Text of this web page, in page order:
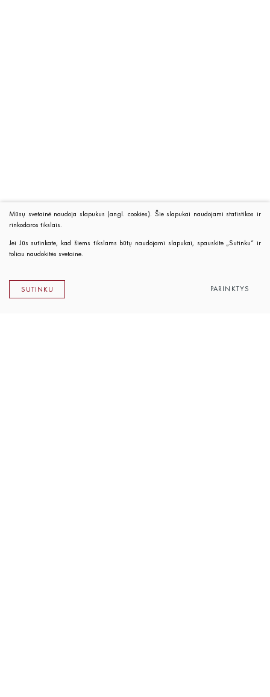
Mūsų svetainė naudoja slapukus (angl. cookies). Šie slapukai naudojami statistikos ir
rinkodaros tikslais.
Jei Jūs sutinkate, kad šiems tikslams būtų naudojami slapukai, spauskite „Sutinku“ ir
toliau naudokitės svetaine.
SUTINKU PARINKTYS